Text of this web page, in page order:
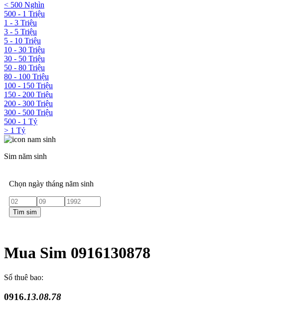
< 500 Nghìn
500 - 1 Triệu
1 - 3 Triệu
3 - 5 Triệu
5 - 10 Triệu
10 - 30 Triệu
30 - 50 Triệu
50 - 80 Triệu
80 - 100 Triệu
100 - 150 Triệu
150 - 200 Triệu
200 - 300 Triệu
300 - 500 Triệu
500 - 1 Tỷ
> 1 Tỷ
Sim năm sinh
Chọn ngày tháng năm sinh
Tìm sim
Mua Sim 0916130878
Số thuê bao:
0916.13.08.78